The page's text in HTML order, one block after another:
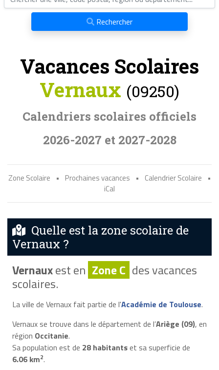
Rechercher
Vacances Scolaires
Vernaux (09250)
Calendriers scolaires officiels
2026-2027 et 2027-2028
Zone Scolaire • Prochaines vacances • Calendrier Scolaire
•
iCal
Quelle est la zone scolaire de
Vernaux ?
Vernauxest en Zone C des vacances
scolaires.
La ville de Vernaux fait partie de l'Académie de Toulouse.
Vernaux se trouve dans le département de l’Ariège (09), en
région Occitanie.
Sa population est de 28 habitantset sa superficie de
6.06 km2.